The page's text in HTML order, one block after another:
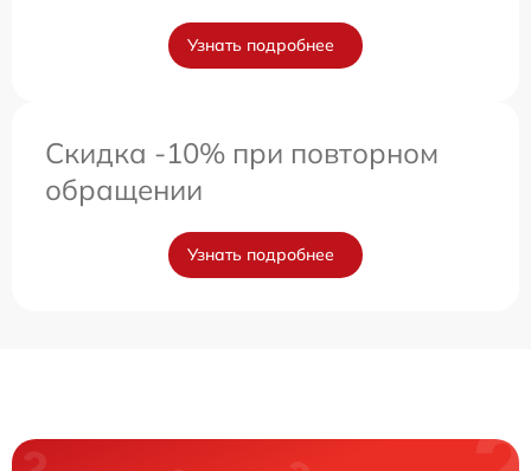
Узнать подробнее
Скидка -10% при повторном
обращении
Узнать подробнее